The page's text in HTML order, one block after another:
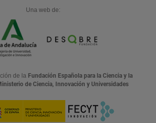
Una web de:
de la Fundación Española para la Ciencia y la
de Ciencia, Innovación y Universidades